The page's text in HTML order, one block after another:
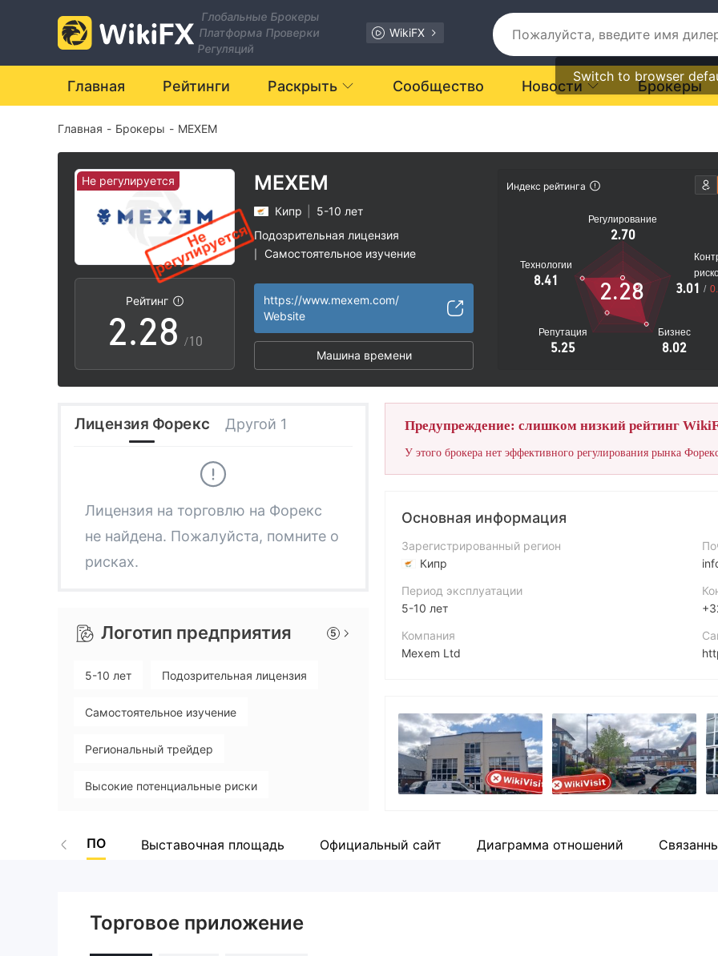
Глобальные Брокеры
Платформа Проверки
Регуляций
WikiFX
Switch to browser
Главная Рейтинги Раскрыть Сообщество Новости Брокеры
Главная - Брокеры - MEXEM
Не регулируется
Рейтинг
0
1
2
3
4
6
7
.
0
1
2
3
4
6
7
2
3
4
5
6
7
8
9
/10
MEXEM
Кипр
5-10 лет
Подозрительная лицензия
Самостоятельное изучение
https://www.mexem.com/
Website
Машина времени
Индекс рейтинга
Регулирование
2.70
Технологии
8.41
Репутация
5.25
Бизнес
8.02
3.01 /
2.28
Лицензия Форекс Другой 1
Лицензия на торговлю на Форекс
не найдена. Пожалуйста, помните о
рисках.
Логотип предприятия 5
5-10 лет Подозрительная лицензия
Самостоятельное изучение
Региональный трейдер
Высокие потенциальные риски
Предупреждение: слишком низкий рейтинг
У этого брокера нет эффективного регулирования рынка
Основная информация
Зарегистрированный регион
Кипр
Период эксплуатации
5-10 лет
Компания
Mexem Ltd
Сотрудник компании
--
ПО Выставочная площадь Официальный сайт Диаграмма отношений
Торговое приложение